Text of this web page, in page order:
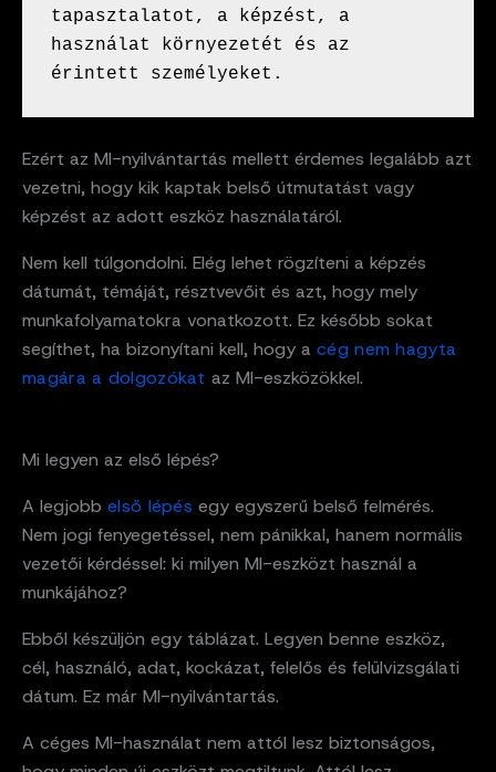
tapasztalatot, a képzést, a
használat környezetét és az
érintett személyeket.
Ezért az MI-nyilvántartás mellett érdemes legalább azt
vezetni, hogy kik kaptak belső útmutatást vagy
képzést az adott eszköz használatáról.
Nem kell túlgondolni. Elég lehet rögzíteni a képzés
dátumát, témáját, résztvevőit és azt, hogy mely
munkafolyamatokra vonatkozott. Ez később sokat
segíthet, ha bizonyítani kell, hogy a cég nem hagyta
magára a dolgozókat az MI-eszközökkel.
Mi legyen az első lépés?
A legjobb első lépésegy egyszerű belső felmérés.
Nem jogi fenyegetéssel, nem pánikkal, hanem normális
vezetői kérdéssel: ki milyen MI-eszközt használ a
munkájához?
Ebből készüljön egy táblázat. Legyen benne eszköz,
cél, használó, adat, kockázat, felelős és felülvizsgálati
dátum. Ez már MI-nyilvántartás.
A céges MI-használat nem attól lesz biztonságos,